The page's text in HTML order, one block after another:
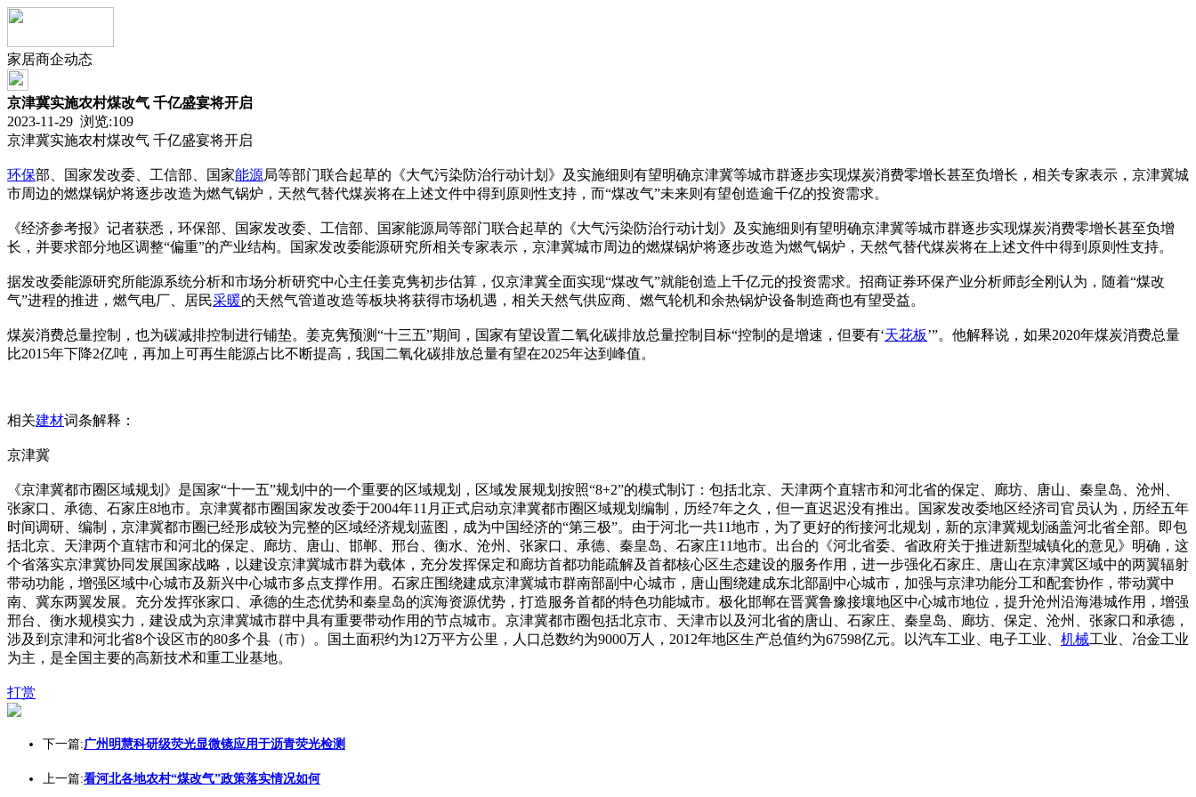
家居商企动态
京津冀实施农村煤改气 千亿盛宴将开启
2023-11-29 浏览:109
京津冀实施农村煤改气 千亿盛宴将开启
环保部、国家发改委、工信部、国家能源局等部门联合起草的《大气污染防治行动计划》及实施细则有望明确京津冀等城市群逐步实现煤炭消费零增长甚至负增长，相关专家表示，京津冀城
市周边的燃煤锅炉将逐步改造为燃气锅炉，天然气替代煤炭将在上述文件中得到原则性支持，而“煤改气”未来则有望创造逾千亿的投资需求。
《经济参考报》记者获悉，环保部、国家发改委、工信部、国家能源局等部门联合起草的《大气污染防治行动计划》及实施细则有望明确京津冀等城市群逐步实现煤炭消费零增长甚至负增
长，并要求部分地区调整“偏重”的产业结构。国家发改委能源研究所相关专家表示，京津冀城市周边的燃煤锅炉将逐步改造为燃气锅炉，天然气替代煤炭将在上述文件中得到原则性支持。
据发改委能源研究所能源系统分析和市场分析研究中心主任姜克隽初步估算，仅京津冀全面实现“煤改气”就能创造上千亿元的投资需求。招商证券环保产业分析师彭全刚认为，随着“煤改
气”进程的推进，燃气电厂、居民采暖的天然气管道改造等板块将获得市场机遇，相关天然气供应商、燃气轮机和余热锅炉设备制造商也有望受益。
煤炭消费总量控制，也为碳减排控制进行铺垫。姜克隽预测“十三五”期间，国家有望设置二氧化碳排放总量控制目标“控制的是增速，但要有‘天花板’”。他解释说，如果2020年煤炭消费总量
比2015年下降2亿吨，再加上可再生能源占比不断提高，我国二氧化碳排放总量有望在2025年达到峰值。
相关建材词条解释：
京津冀
《京津冀都市圈区域规划》是国家“十一五”规划中的一个重要的区域规划，区域发展规划按照“8+2”的模式制订：包括北京、天津两个直辖市和河北省的保定、廊坊、唐山、秦皇岛、沧州、
张家口、承德、石家庄8地市。京津冀都市圈国家发改委于2004年11月正式启动京津冀都市圈区域规划编制，历经7年之久，但一直迟迟没有推出。国家发改委地区经济司官员认为，历经五年
时间调研、编制，京津冀都市圈已经形成较为完整的区域经济规划蓝图，成为中国经济的“第三极”。由于河北一共11地市，为了更好的衔接河北规划，新的京津冀规划涵盖河北省全部。即包
括北京、天津两个直辖市和河北的保定、廊坊、唐山、邯郸、邢台、衡水、沧州、张家口、承德、秦皇岛、石家庄11地市。出台的《河北省委、省政府关于推进新型城镇化的意见》明确，这
个省落实京津冀协同发展国家战略，以建设京津冀城市群为载体，充分发挥保定和廊坊首都功能疏解及首都核心区生态建设的服务作用，进一步强化石家庄、唐山在京津冀区域中的两翼辐射
带动功能，增强区域中心城市及新兴中心城市多点支撑作用。石家庄围绕建成京津冀城市群南部副中心城市，唐山围绕建成东北部副中心城市，加强与京津功能分工和配套协作，带动冀中
南、冀东两翼发展。充分发挥张家口、承德的生态优势和秦皇岛的滨海资源优势，打造服务首都的特色功能城市。极化邯郸在晋冀鲁豫接壤地区中心城市地位，提升沧州沿海港城作用，增强
邢台、衡水规模实力，建设成为京津冀城市群中具有重要带动作用的节点城市。京津冀都市圈包括北京市、天津市以及河北省的唐山、石家庄、秦皇岛、廊坊、保定、沧州、张家口和承德，
涉及到京津和河北省8个设区市的80多个县（市）。国土面积约为12万平方公里，人口总数约为9000万人，2012年地区生产总值约为67598亿元。以汽车工业、电子工业、 机械工业、冶金工业
为主，是全国主要的高新技术和重工业基地。
打赏
下一篇:广州明慧科研级荧光显微镜应用于沥青荧光检测
上一篇:看河北各地农村“煤改气”政策落实情况如何